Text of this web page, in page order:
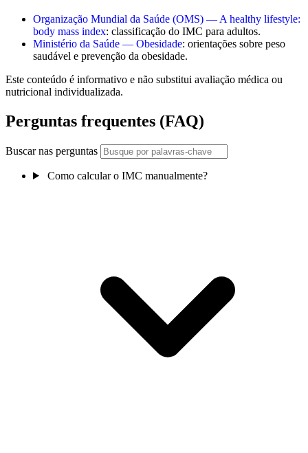
Organização Mundial da Saúde (OMS) — A healthy lifestyle:
body mass index: classificação do IMC para adultos.
Ministério da Saúde — Obesidade: orientações sobre peso
saudável e prevenção da obesidade.
Este conteúdo é informativo e não substitui avaliação médica ou
nutricional individualizada.
Perguntas frequentes (FAQ)
Buscar nas perguntas
Como calcular o IMC manualmente?